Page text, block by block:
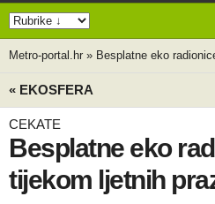
Metro-portal.hr » Besplatne eko
« EKOSFERA
CEKATE
Besplatne eko
tijekom ljetnih